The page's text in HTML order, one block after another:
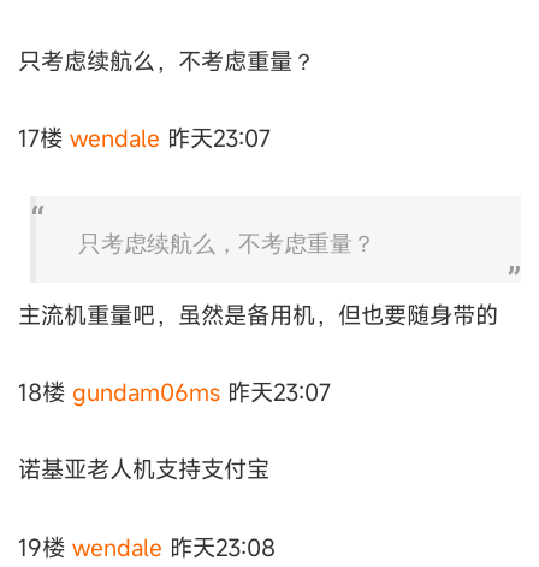
只考虑续航么，不考虑重量？
17楼 wendale 昨天23:07
只考虑续航么，不考虑重量？
主流机重量吧，虽然是备用机，但也要随身带的
18楼 gundam06ms 昨天23:07
诺基亚老人机支持支付宝
19楼 wendale 昨天23:08